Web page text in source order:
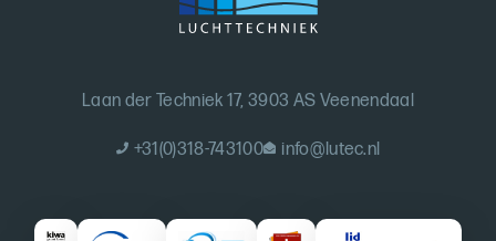
Laan der Techniek 17, 3903 AS Veenendaal
+31(0)318-743100 info@lutec.nl